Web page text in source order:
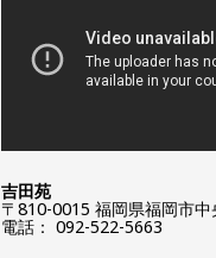
吉田苑
〒810-0015 福岡県福岡市
電話： 092-522-5663